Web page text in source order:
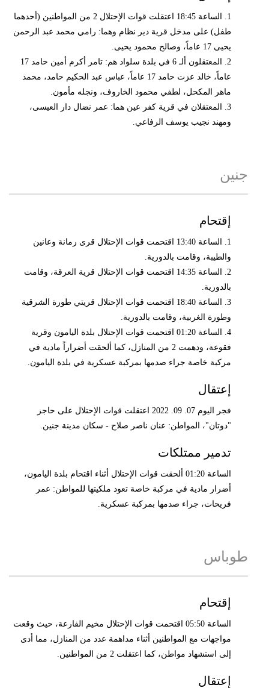
1. الساعة 18:45 اعتقلت قوات الإحتلال 2 من المواطنين (أحدهما
طفل) على مدخل قرية دير نظام وهما: رامي محمد عبد الرحمن
يحيى 17 عاماً، وصالح محمود يحيى.
2. المعتقلون ألـ 6 في بلدة سلواد هم: تامر أكرم أمين حامد 17
عاماً، خالد عزت حامد 17 عاماً، عباس عبد الحكيم حامد، محمد
ماهر المكحل، لطفي محمود الخاروف، ونجله مأمون.
3. المعتقلان في قرية كفر عين هما: عمر نضال دار العيسى،
ومهند نجيب يوسف الرفاعي.
جنين
إقتحام
1. الساعة 13:40 اقتحمت قوات الإحتلال قرى رمانة وعانين
والطيبة، وقامت بالدورية.
2. الساعة 14:35 اقتحمت قوات الإحتلال قرية العرقة، وقامت
بالدورية.
3. الساعة 18:40 اقتحمت قوات الإحتلال قريتي طورة الشرقية
وطورة الغربية، وقامت بالدورية.
4. الساعة 01:20 اقتحمت قوات الإحتلال بلدة اليامون وقرية
فقوعة، ودهمت 2 من المنازل، كما ألحقت أضراراً مادية في
مركبة خاصة جراء صدمها بمركبة عسكرية في بلدة اليامون.
إعتقال
فجر اليوم 07. 09. 2022 اعتقلت قوات الإحتلال على حاجز
"دوتان"، المواطن: عنان ناصر صلاح - سكان مدينة جنين.
تدمير ممتلكات
الساعة 01:20 ألحقت قوات الإحتلال أثناء اقتحام بلدة اليامون،
أضرار مادية في مركبة خاصة تعود ملكيتها للمواطن: عمر
فريحات، جراء صدمها بمركبة عسكرية.
طوباس
إقتحام
الساعة 05:50 اقتحمت قوات الإحتلال مخيم الفارعة، حيث وقعت
مواجهات مع المواطنين أثناء مداهمة عدد من المنازل، مما أدى
إلى استشهاد مواطن، كما اعتقلت 2 من المواطنين.
إعتقال